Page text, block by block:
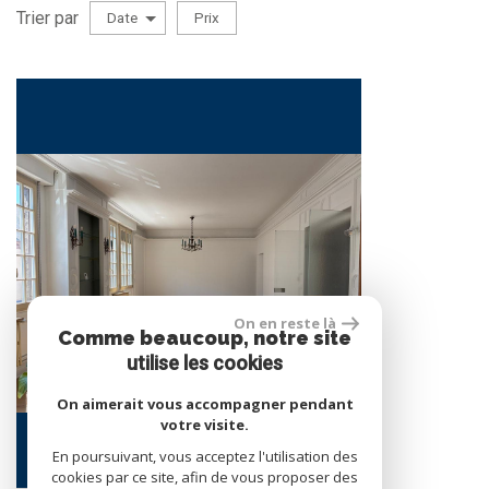
Vente
5KM 10KM
RECHERCHER
Trier par Date Prix
On en reste là
Comme beaucoup, notre site
utilise les cookies
On aimerait vous accompagner pendant
votre visite.
En poursuivant, vous acceptez l'utilisation des
cookies par ce site, afin de vous proposer des